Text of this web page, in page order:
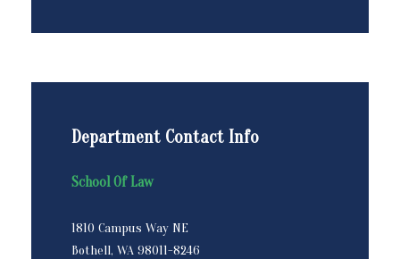
Department Contact Info
School Of Law
1810 Campus Way NE
Bothell, WA 98011-8246